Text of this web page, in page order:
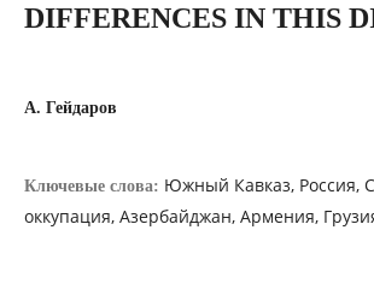
DIFFERENCES IN THIS
A. Гейдаров
Ключевые слова: Южный Кавказ, Россия,
оккупация, Азербайджан, Армения,